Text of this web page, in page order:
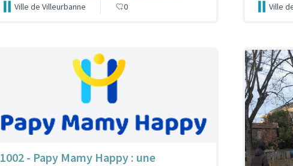
Ville de Villeurbanne 0 Ville
1002 - Papy Mamy Happy : une